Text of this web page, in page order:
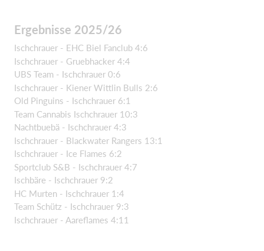
Ergebnisse 2025/26
Ischchrauer - EHC Biel Fanclub 4:6
Ischchrauer - Gruebhacker 4:4
UBS Team - Ischchrauer 0:6
Ischchrauer - Kiener Wittlin Bulls 2:6
Old Pinguins - Ischchrauer 6:1
Team Cannabis Ischchrauer 10:3
Nachtbuebä - Ischchrauer 4:3
Ischchrauer - Blackwater Rangers 13:1
Ischchrauer - Ice Flames 6:2
Sportclub S&B - Ischchrauer 4:7
Ischbäre - Ischchrauer 9:2
HC Murten - Ischchrauer 1:4
Team Schütz - Ischchrauer 9:3
Ischchrauer - Aareflames 4:11